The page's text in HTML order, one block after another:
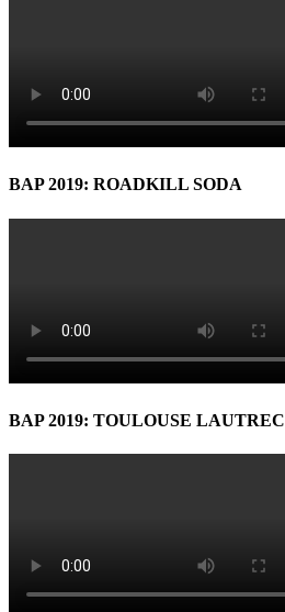
BAP 2019: ROADKILL SODA
BAP 2019: TOULOUSE LAUTREC